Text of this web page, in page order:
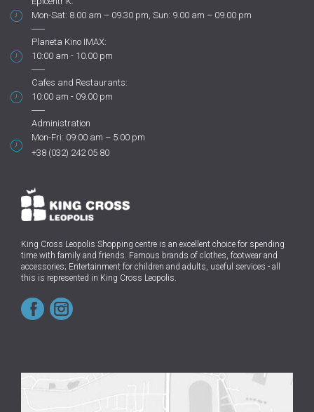
Mon-Sat: 8.00 am – 09.30 pm, Sun: 9.00 am – 09.00 pm
Planeta Kino IMAX:
10:00 am - 10.00 pm
Cafes and Restaurants:
10:00 am - 09.00 pm
Administration
Mon-Fri: 09:00 am – 5:00 pm
+38 (032) 242 05 80
King Cross Leopolis Shopping centre is an excellent choice for spending
time with family and friends. Famous brands of clothes, footwear and
accessories; Entertainment for children and adults, useful services - all
this is represented in King Cross Leopolis.